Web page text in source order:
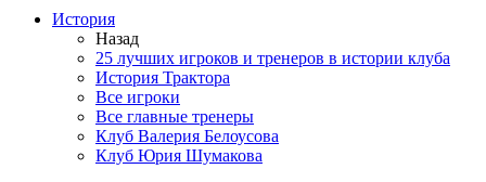
История
Назад
25 лучших игроков и тренеров в истории клуба
История Трактора
Все игроки
Все главные тренеры
Клуб Валерия Белоусова
Клуб Юрия Шумакова